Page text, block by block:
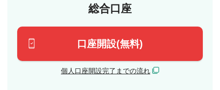
総合口座
口座開設(無料)
個人口座開設完了までの流れ